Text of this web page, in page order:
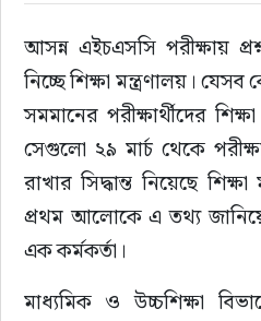
ইউরোপ
জাতীয়
সময়ের প্রলাপ
আসন্ন এইচএসসি পরীক্ষায়
নিচ্ছে শিক্ষা মন্ত্রণালয়।
সমমানের পরীক্ষার্থীদের
সেগুলো ২৯ মার্চ থেকে
রাখার সিদ্ধান্ত নিয়েছে
প্রথম আলোকে এ তথ্য
এক কর্মকর্তা।
মাধ্যমিক ও উচ্চশিক্ষা